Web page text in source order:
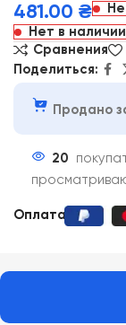
481.00 ₴
Нет в наличии
Сравнения
Поделиться:
Продано
20
Оплата: